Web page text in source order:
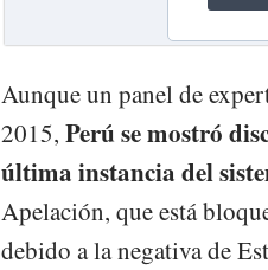
Aunque un panel de
2015, Perú se mostró
última instancia del
Apelación, que está
debido a la negativa de